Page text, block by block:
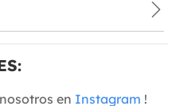
en Instagram !